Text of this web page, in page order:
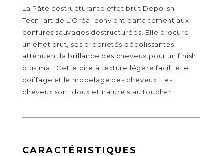
La Pâte déstructurante effet brut Depolish
Tecni.art de L’Oréal convient parfaitement aux
coiffures sauvages déstructurées. Elle procure
un effet brut, ses propriétés dépolissantes
atténuent la brillance des cheveux pour un finish
plus mat. Cette cire à texture légère facilite le
coiffage et le modelage des cheveux. Les
cheveux sont doux et naturels au toucher.
CARACTÉRISTIQUES